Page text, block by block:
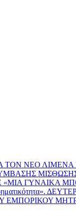
ΤΟΝ ΝΕΟ ΛΙΜΕΝΑ
ΜΙΣΘΩΣΗΣ
«ΜΙΑ ΓΥΝΑΙΚΑ
ΕΜΠΟΡΙΚΟΥ